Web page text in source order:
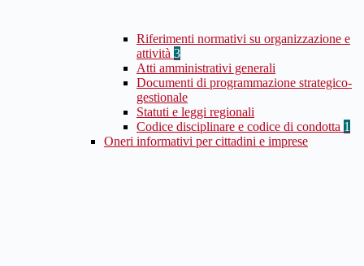
Riferimenti normativi su organizzazione e
attività 3
Atti amministrativi generali
Documenti di programmazione strategico-
gestionale
Statuti e leggi regionali
Codice disciplinare e codice di condotta 1
Oneri informativi per cittadini e imprese